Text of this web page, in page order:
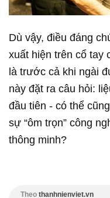
Dù vậy, điều đáng
xuất hiện trên cổ tay
là trước cả khi ngài
này đặt ra câu hỏi:
đầu tiên - có thể
sự “ôm trọn” công
thông minh?
Theo thanhnienviet.vn